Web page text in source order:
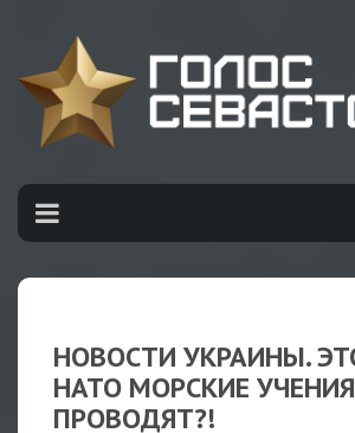
НОВОСТИ УКРАИНЫ.
НАТО МОРСКИЕ УЧЕНИЯ
ПРОВОДЯТ?!